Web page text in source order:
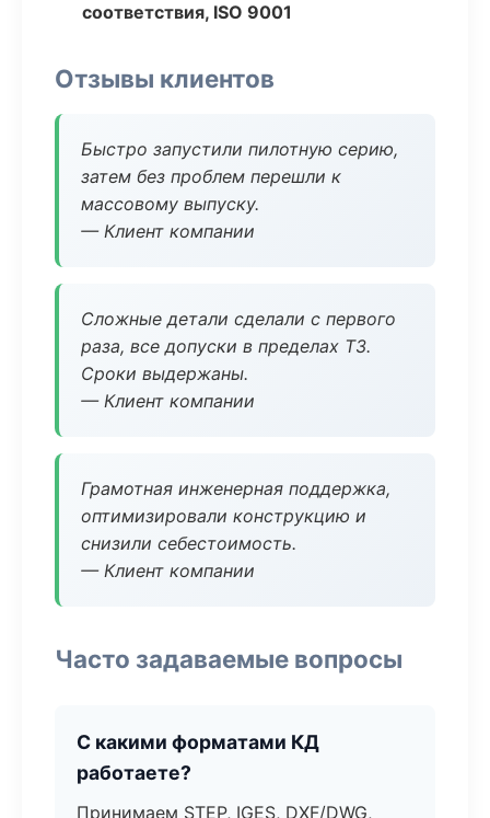
соответствия, ISO 9001
Отзывы клиентов
Быстро запустили пилотную серию,
затем без проблем перешли к
массовому выпуску.
— Клиент компании
Сложные детали сделали с первого
раза, все допуски в пределах ТЗ.
Сроки выдержаны.
— Клиент компании
Грамотная инженерная поддержка,
оптимизировали конструкцию и
снизили себестоимость.
— Клиент компании
Часто задаваемые вопросы
С какими форматами КД
работаете?
Принимаем STEP, IGES, DXF/DWG,